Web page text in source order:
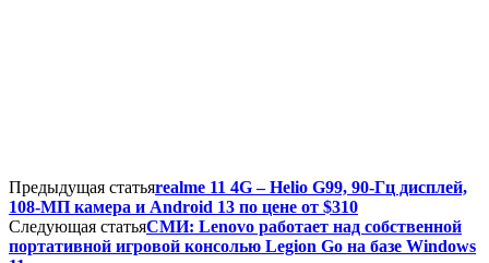
Предыдущая статьяrealme 11 4G – Helio G99, 90-Гц дисплей,
108-МП камера и Android 13 по цене от $310
Следующая статьяСМИ: Lenovo работает над собственной
портативной игровой консолью Legion Go на базе Windows